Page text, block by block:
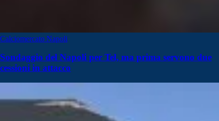
Calciomercato Napoli
Sondaggio del Napoli per Tel, ma prima servono due
cessioni in attacco